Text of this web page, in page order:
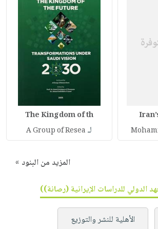
The Kingdom of th
لـ A Group of Resea
المزيد من البنود »
الدولي للدراسات الإيرانية (رصانة))
الأهلية للنشر والتوزيع